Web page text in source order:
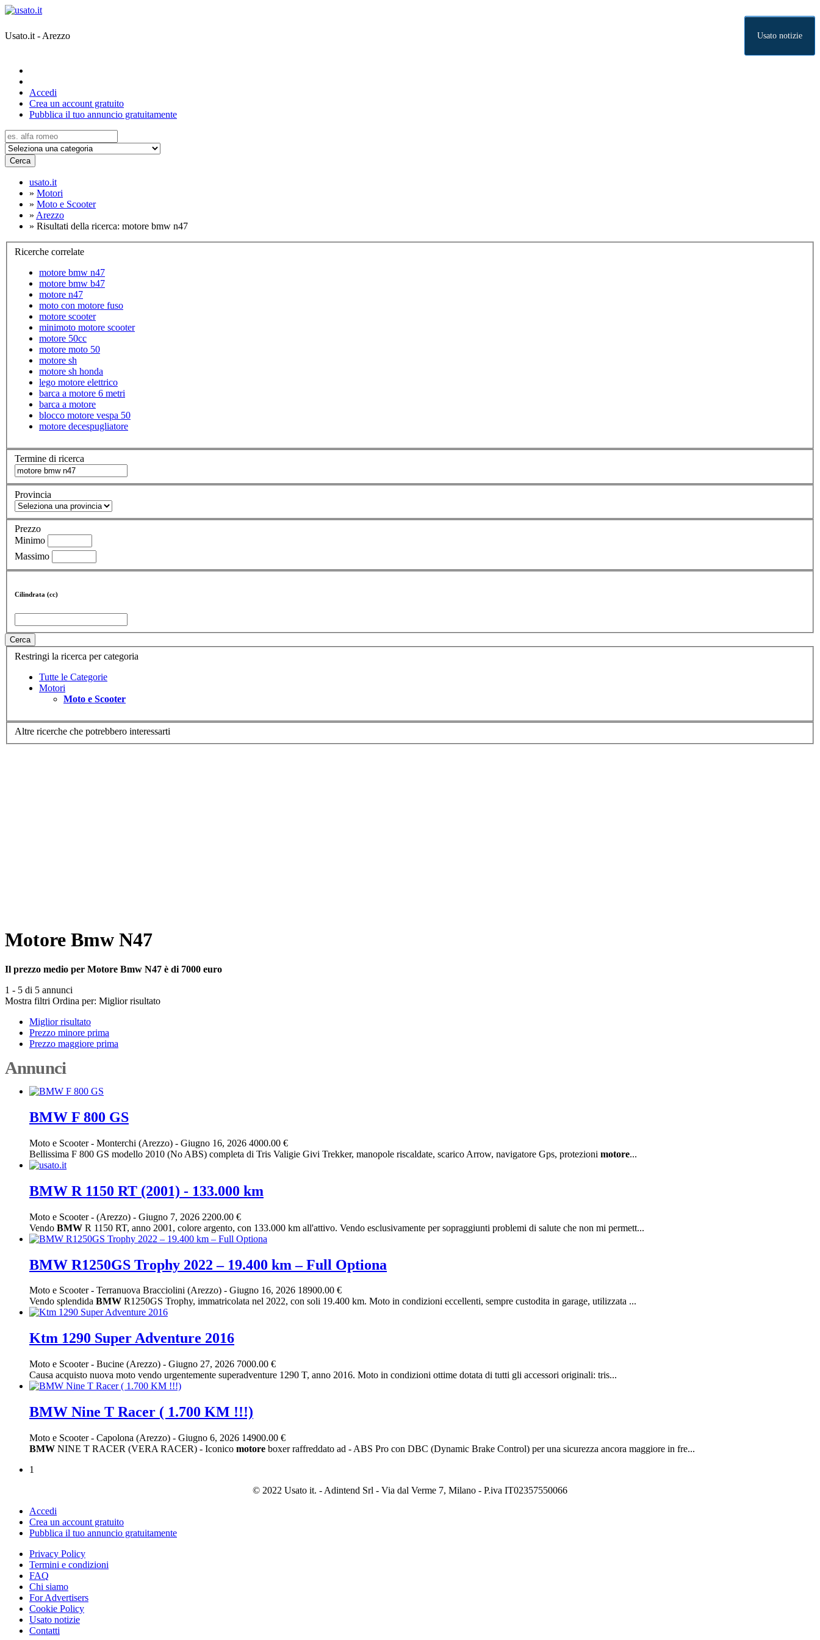
Usato.it - Arezzo Usato notizie
Accedi
Crea un account gratuito
Pubblica il tuo annuncio gratuitamente
Cerca
usato.it
» Motori
» Moto e Scooter
» Arezzo
» Risultati della ricerca: motore bmw n47
Ricerche correlate
motore bmw n47
motore bmw b47
motore n47
moto con motore fuso
motore scooter
minimoto motore scooter
motore 50cc
motore moto 50
motore sh
motore sh honda
lego motore elettrico
barca a motore 6 metri
barca a motore
blocco motore vespa 50
motore decespugliatore
Termine di ricerca
Provincia
Prezzo
Minimo
Massimo
Cilindrata (cc)
Cerca
Restringi la ricerca per categoria
Tutte le Categorie
Motori
Moto e Scooter
Altre ricerche che potrebbero interessarti
Motore Bmw N47
Il prezzo medio per Motore Bmw N47 è di 7000 euro
1 - 5 di 5 annunci
Mostra filtri Ordina per: Miglior risultato
Miglior risultato
Prezzo minore prima
Prezzo maggiore prima
Annunci
BMW F 800 GS
Moto e Scooter- Monterchi (Arezzo) - Giugno 16, 2026 4000.00 €
Bellissima F 800 GS modello 2010 (No ABS) completa di Tris Valigie Givi Trekker, manopole riscaldate, scarico Arrow, navigatore Gps, protezioni motore...
BMW R 1150 RT (2001) - 133.000 km
Moto e Scooter- (Arezzo) - Giugno 7, 2026 2200.00 €
Vendo BMW R 1150 RT, anno 2001, colore argento, con 133.000 km all'attivo. Vendo esclusivamente per sopraggiunti problemi di salute che non mi permett...
BMW R1250GS Trophy 2022 – 19.400 km – Full Optiona
Moto e Scooter- Terranuova Bracciolini (Arezzo) - Giugno 16, 2026 18900.00 €
Vendo splendida BMW R1250GS Trophy, immatricolata nel 2022, con soli 19.400 km. Moto in condizioni eccellenti, sempre custodita in garage, utilizzata ...
Ktm 1290 Super Adventure 2016
Moto e Scooter- Bucine (Arezzo) - Giugno 27, 2026 7000.00 €
Causa acquisto nuova moto vendo urgentemente superadventure 1290 T, anno 2016. Moto in condizioni ottime dotata di tutti gli accessori originali: tris...
BMW Nine T Racer ( 1.700 KM !!!)
Moto e Scooter- Capolona (Arezzo) - Giugno 6, 2026 14900.00 €
BMW NINE T RACER (VERA RACER) - Iconico motore boxer raffreddato ad - ABS Pro con DBC (Dynamic Brake Control) per una sicurezza ancora maggiore in fre...
1
© 2022 Usato it. - Adintend Srl - Via dal Verme 7, Milano - P.iva IT02357550066
Accedi
Crea un account gratuito
Pubblica il tuo annuncio gratuitamente
Privacy Policy
Termini e condizioni
FAQ
Chi siamo
For Advertisers
Cookie Policy
Usato notizie
Contatti